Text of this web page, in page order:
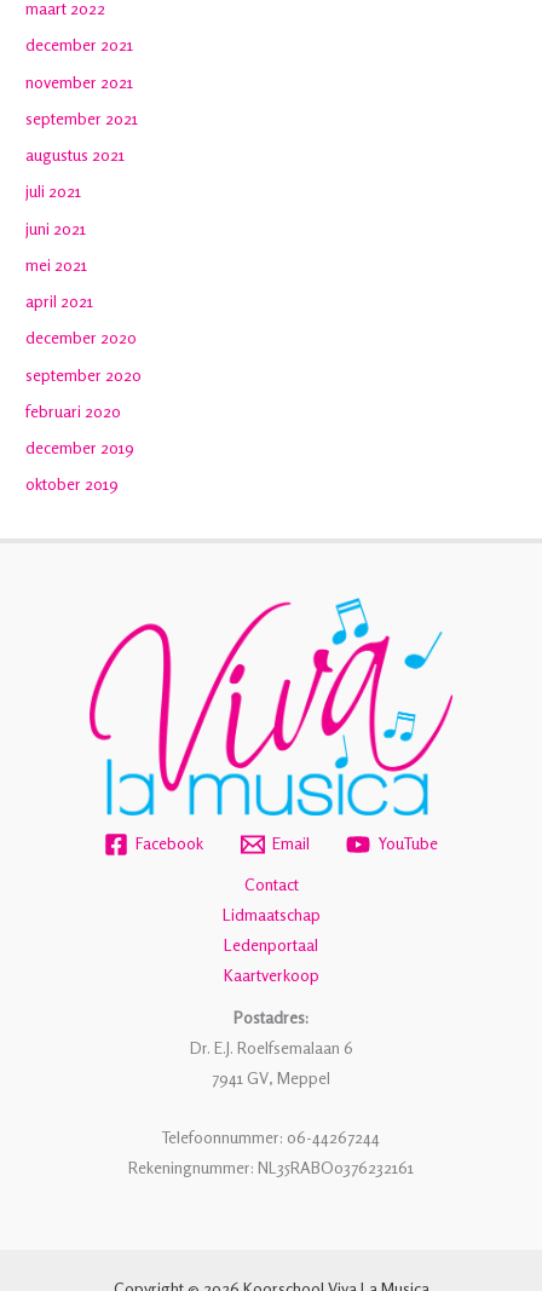
maart 2022
december 2021
november 2021
september 2021
augustus 2021
juli 2021
juni 2021
mei 2021
april 2021
december 2020
september 2020
februari 2020
december 2019
oktober 2019
Facebook Email YouTube
Contact
Lidmaatschap
Ledenportaal
Kaartverkoop
Postadres:
Dr. E.J. Roelfsemalaan 6
7941 GV, Meppel
Telefoonnummer: 06-44267244
Rekeningnummer: NL35RABO0376232161